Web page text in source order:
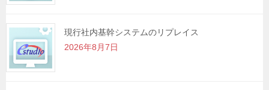
現行社内基幹システムのリプレイス
2026年8月7日